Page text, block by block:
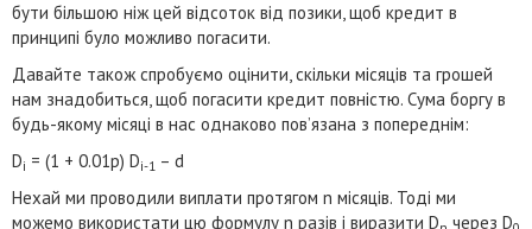
бути більшою ніж цей відсоток від позики, щоб кредит в
принципі було можливо погасити.
Давайте також спробуємо оцінити, скільки місяців та грошей
нам знадобиться, щоб погасити кредит повністю. Сума боргу в
будь-якому місяці в нас однаково пов’язана з попереднім:
Di = (1 + 0.01p) Di-1 – d
Нехай ми проводили виплати протягом n місяців. Тоді ми
можемо використати цю формулу n разів і виразити D
через D